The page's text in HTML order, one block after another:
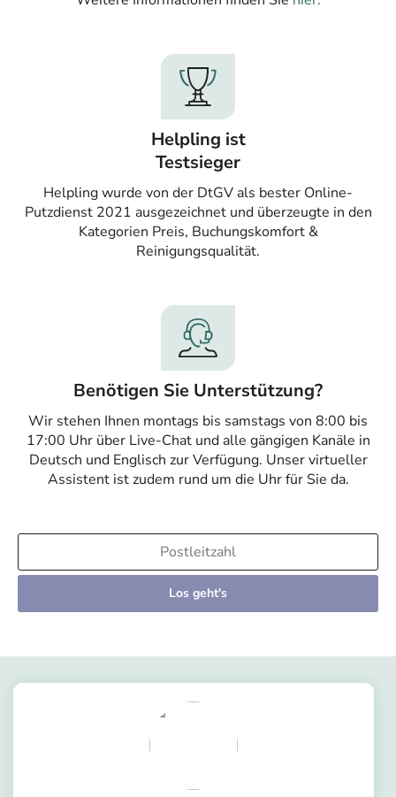
Helpling ist
Testsieger
Helpling wurde von der DtGV als bester Online-
Putzdienst 2021 ausgezeichnet und überzeugte in den
Kategorien Preis, Buchungskomfort &
Reinigungsqualität.
Benötigen Sie Unterstützung?
Wir stehen Ihnen montags bis samstags von 8:00 bis
17:00 Uhr über Live-Chat und alle gängigen Kanäle in
Deutsch und Englisch zur Verfügung. Unser virtueller
Assistent ist zudem rund um die Uhr für Sie da.
Los geht's